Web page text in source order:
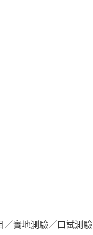
／實地測驗／口試測驗